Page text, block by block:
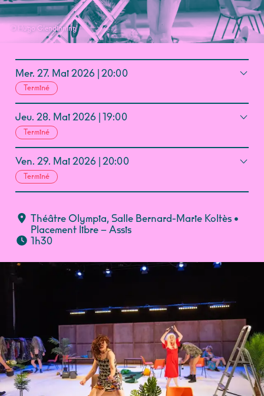
© Hugo Glendinning
Mer. 27. Mai 2026 20:00
Terminé
Jeu. 28. Mai 2026 19:00
Terminé
Ven. 29. Mai 2026 20:00
Terminé
Théâtre Olympia,Salle Bernard-Marie Koltès •
Placement libre – Assis
1h30